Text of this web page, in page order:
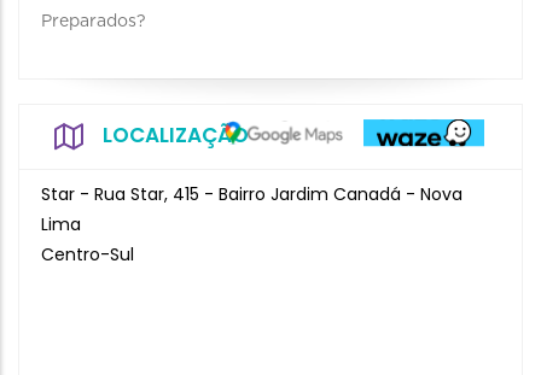
Preparados?
LOCALIZAÇÃO
Star - Rua Star, 415 - Bairro Jardim Canadá - Nova
Lima
Centro-Sul